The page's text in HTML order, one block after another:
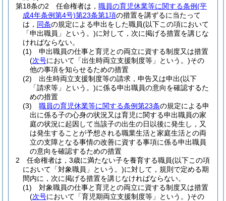
第18条の2
任命権者は， 職員の育児休業等に関する条例(平
成4年条例第4号)第23条第1項の措置を講ずるに当たって
は， 同条の規定による申出をした職員(以下この項において
「申出職員」という。)に対して，次に掲げる措置を講じな
ければならない。
(1)
申出職員の仕事と育児との両立に資する制度又は措置
(次号において「出生時両立支援制度等」という。)その
他の事項を知らせるための措置
(2)
出生時両立支援制度等の請求，申告又は申出(以下
「請求等」という。)に係る申出職員の意向を確認するた
めの措置
(3)
職員の育児休業等に関する条例第23条の規定による申
出に係る子の心身の状況又は育児に関する申出職員の家
庭の状況に起因して当該子の出生の日以後に発生し，又
は発生することが予想される職業生活と家庭生活との両
立の支障となる事情の改善に資する事項に係る申出職員
の意向を確認するための措置
2
任命権者は，3歳に満たない子を養育する職員(以下この項
において「対象職員」という。)に対して，規則で定める期
間内に，次に掲げる措置を講じなければならない。
(1)
対象職員の仕事と育児との両立に資する制度又は措置
(次号において「育児期両立支援制度等」という。)その